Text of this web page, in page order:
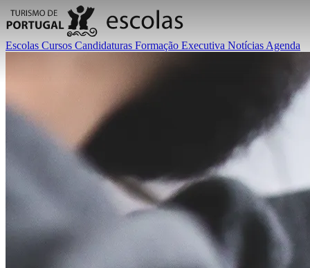
Escolas Cursos Candidaturas Formação Executiva Notícias Agenda